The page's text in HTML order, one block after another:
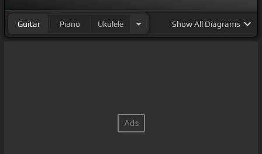
Guitar Piano Ukulele ShowAll Diagrams